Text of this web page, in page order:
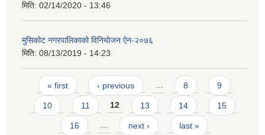
मिति: 02/14/2020 - 13:46
मुसिकोट नगरपालिकाको विनियोजन ऐन-२०७६
मिति: 08/13/2019 - 14:23
Pages
« first ‹ previous … 8 9
10 11 12 13 14 15
16 … next › last »